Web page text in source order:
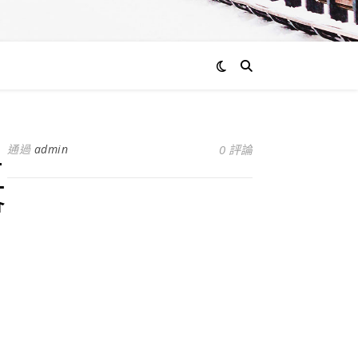
通過 admin 0 評論